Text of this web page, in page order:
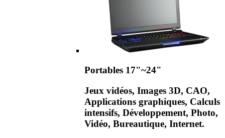
Portables 17"~24"
Jeux vidéos, Images 3D, CAO,
Applications graphiques, Calculs
intensifs, Développement, Photo,
Vidéo, Bureautique, Internet.